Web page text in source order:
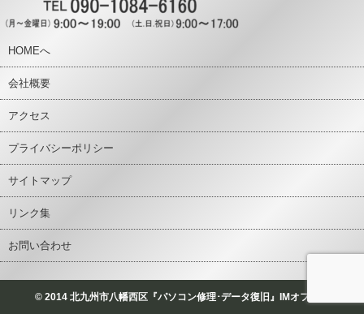
HOMEへ
会社概要
アクセス
プライバシーポリシー
サイトマップ
リンク集
お問い合わせ
© 2014 北九州市八幡西区『パソコン修理･データ復旧』IMオフィス